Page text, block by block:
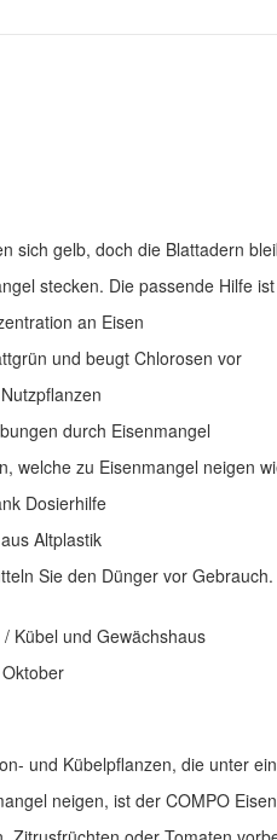
sich gelb, doch die Blattadern
stecken. Die passende Hilfe
an Eisen
und beugt Chlorosen vor
durch Eisenmangel
welche zu Eisenmangel neigen
Dosierhilfe
Altplastik
Sie den Dünger vor
Kübel und Gewächshaus
und Kübelpflanzen, die unter
neigen, ist der COMPO